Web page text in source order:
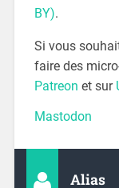
BY).
Si vous
faire des
Patreon et sur
Mastodon
Alias